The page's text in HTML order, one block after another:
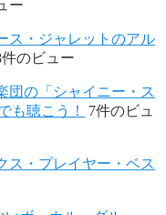
ー
ス・ジャレットのアル
件のビュー
団の「シャイニー・ス
も聴こう！
7件のビュ
ス・プレイヤー・ベス